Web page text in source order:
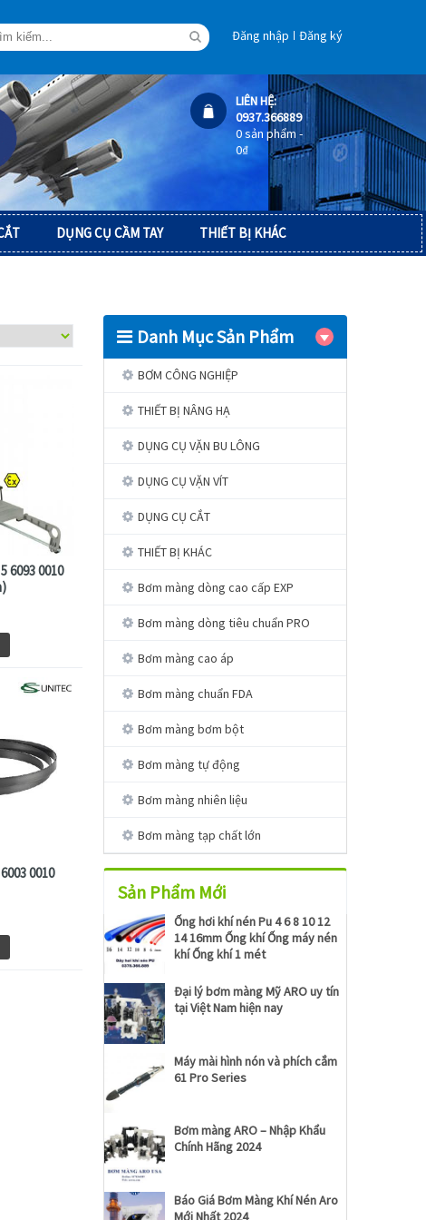
Đăng nhập Đăng ký
LIÊN HỆ:
0937.366889
0 sản phẩm -
0₫
DỤNG CỤ CẦM TAY THIẾT BỊ KHÁC
6093 0010
0010
Danh Mục Sản Phẩm
BƠM CÔNG NGHIỆP
THIẾT BỊ NÂNG HẠ
DỤNG CỤ VẶN BU LÔNG
DỤNG CỤ VẶN VÍT
DỤNG CỤ CẮT
THIẾT BỊ KHÁC
Bơm màng dòng cao cấp EXP
Bơm màng dòng tiêu chuẩn PRO
Bơm màng cao áp
Bơm màng chuẩn FDA
Bơm màng bơm bột
Bơm màng tự động
Bơm màng nhiên liệu
Bơm màng tạp chất lớn
Sản Phẩm Mới
Ống hơi khí nén Pu 4 6 8 10 12
14 16mm Ống khí Ống máy nén
khí Ống khí 1 mét
Đại lý bơm màng Mỹ ARO uy tín
tại Việt Nam hiện nay
Máy mài hình nón và phích cắm
61 Pro Series
Bơm màng ARO – Nhập Khẩu
Chính Hãng 2024
Báo Giá Bơm Màng Khí Nén Aro
Mới Nhất 2024